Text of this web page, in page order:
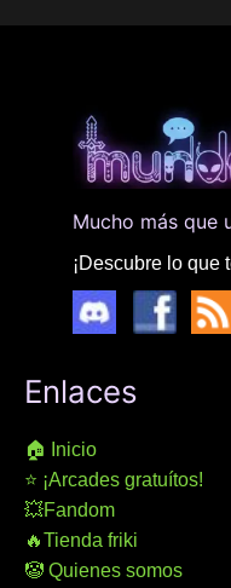
Mucho más que
¡Descubre lo que
Enlaces
🏠 Inicio
⭐ ¡Arcades gratuítos!
💥Fandom
🔥Tienda friki
🤡 Quienes somos